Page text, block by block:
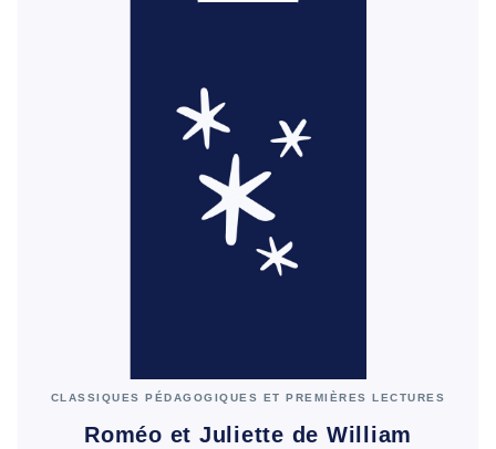
CLASSIQUES PÉDAGOGIQUES ET PREMIÈRES LECTURES
Roméo et Juliette de William